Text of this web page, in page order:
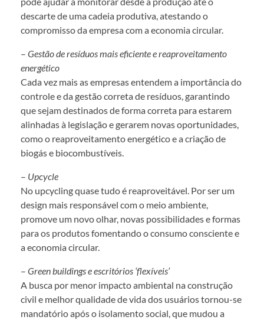
descarte de uma cadeia produtiva, atestando o
compromisso da empresa com a economia circular.
– Gestão de resíduos mais eficiente e reaproveitamento
energético
Cada vez mais as empresas entendem a importância do
controle e da gestão correta de resíduos, garantindo
que sejam destinados de forma correta para estarem
alinhadas à legislação e gerarem novas oportunidades,
como o reaproveitamento energético e a criação de
biogás e biocombustíveis.
– Upcycle
No upcycling quase tudo é reaproveitável. Por ser um
design mais responsável com o meio ambiente,
promove um novo olhar, novas possibilidades e formas
para os produtos fomentando o consumo consciente e
a economia circular.
– Green buildings e escritórios ‘flexíveis’
A busca por menor impacto ambiental na construção
civil e melhor qualidade de vida dos usuários tornou-se
mandatório após o isolamento social, que mudou a